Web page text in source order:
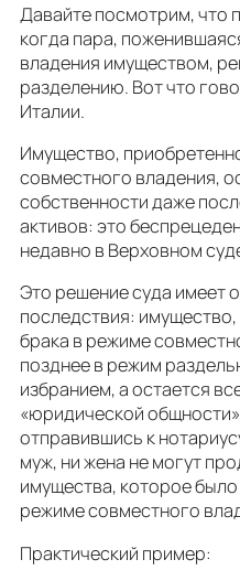
Давайте посмотрим, что
когда пара,
владения имуществом,
разделению. Вот что
Италии.
Имущество,
совместного владения,
собственности даже
активов: это
недавно в Верховном
Это решение суда имеет
последствия:
брака в режиме
позднее в режим
избранием, а остается
«юридической
отправившись к
муж, ни жена не могут
имущества, которое
режиме совместного
Практический пример: